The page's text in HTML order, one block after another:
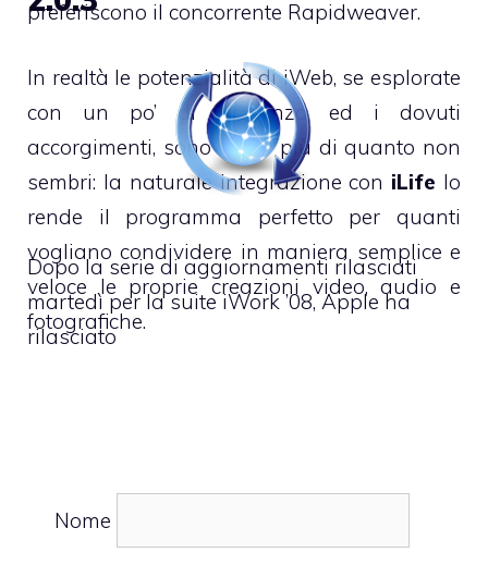
preferiscono il concorrente Rapidweaver.
In realtà le potenzialità di iWeb, se esplorate
con un po’ di pazienza ed i dovuti
accorgimenti, sono molto più di quanto non
sembri: la naturale integrazione con iLife lo
rende il programma perfetto per quanti
vogliano condividere in maniera semplice e
veloce le proprie creazioni video, audio e
fotografiche.
Dopo la serie di aggiornamenti rilasciati
martedì per la suite iWork ’08, Apple ha
rilasciato
Nome